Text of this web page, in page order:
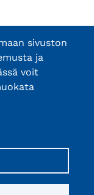
sivuston
ja
voit